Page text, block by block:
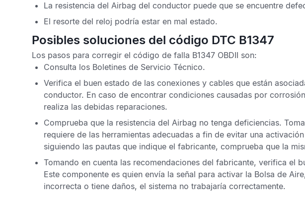
La resistencia del Airbag del conductor puede que se encuentre
El resorte del reloj podría estar en mal estado.
Posibles soluciones del código DTC B1347
Los pasos para corregir el código de falla B1347 OBDII son:
Consulta los Boletines de Servicio Técnico.
Verifica el buen estado de las conexiones y cables que están
conductor. En caso de encontrar condiciones causadas por
realiza las debidas reparaciones.
Comprueba que la resistencia del Airbag no tenga deficiencias.
requiere de las herramientas adecuadas a fin de evitar una
siguiendo las pautas que indique el fabricante, comprueba que la
Tomando en cuenta las recomendaciones del fabricante, verifica el
Este componente es quien envía la señal para activar la Bolsa de Aire
incorrecta o tiene daños, el sistema no trabajaría correctamente.